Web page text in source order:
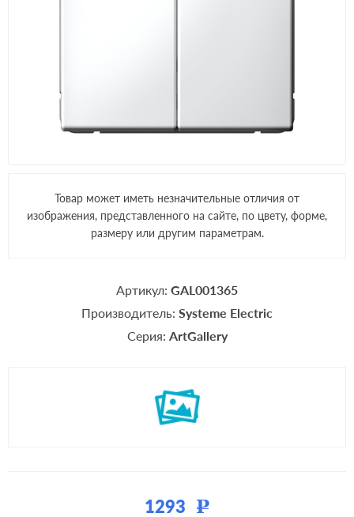
Товар может иметь незначительные отличия от
изображения, представленного на сайте, по цвету, форме,
размеру или другим параметрам.
Артикул: GAL001365
Производитель: Systeme Electric
Серия: ArtGallery
1293 Р